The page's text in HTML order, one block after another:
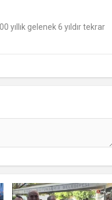
gelenek 6 yıldır tekrar